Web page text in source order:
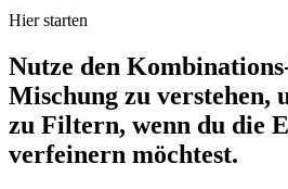
Hier starten
Nutze den
Mischung zu verstehen,
zu Filtern, wenn du die
verfeinern möchtest.